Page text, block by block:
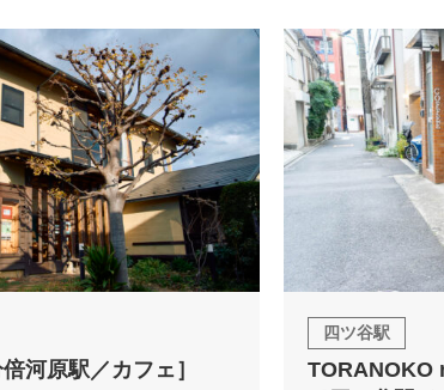
河原駅／カフェ］
四ツ谷駅